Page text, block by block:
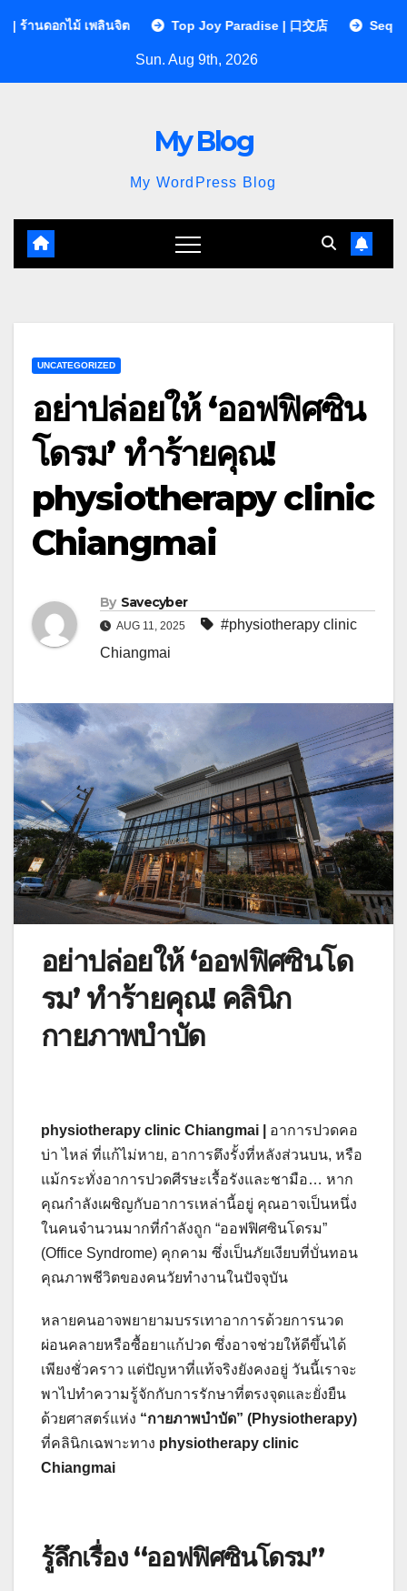
พลินจิต Top Joy Paradise | 口交店 Sequences Clinic ค
Sun. Aug 9th, 2026
My Blog
My WordPress Blog
UNCATEGORIZED
อย่าปล่อยให้ ‘ออฟฟิศซิน
โดรม’ ทำร้ายคุณ!
physiotherapy clinic
Chiangmai
By Savecyber
AUG 11, 2025
#physiotherapy clinic
Chiangmai
อย่าปล่อยให้ ‘ออฟฟิศซินโด
รม’ ทำร้ายคุณ! คลินิก
กายภาพบำบัด
physiotherapy clinic Chiangmai | อาการปวดคอ
บ่า ไหล่ ที่แก้ไม่หาย, อาการตึงรั้งที่หลังส่วนบน, หรือ
แม้กระทั่งอาการปวดศีรษะเรื้อรังและชามือ… หาก
คุณกำลังเผชิญกับอาการเหล่านี้อยู่ คุณอาจเป็นหนึ่ง
ในคนจำนวนมากที่กำลังถูก “ออฟฟิศซินโดรม”
(Office Syndrome) คุกคาม ซึ่งเป็นภัยเงียบที่บั่นทอน
คุณภาพชีวิตของคนวัยทำงานในปัจจุบัน
หลายคนอาจพยายามบรรเทาอาการด้วยการนวด
ผ่อนคลายหรือซื้อยาแก้ปวด ซึ่งอาจช่วยให้ดีขึ้นได้
เพียงชั่วคราว แต่ปัญหาที่แท้จริงยังคงอยู่ วันนี้เราจะ
พาไปทำความรู้จักกับการรักษาที่ตรงจุดและยั่งยืน
ด้วยศาสตร์แห่ง “กายภาพบำบัด” (Physiotherapy)
ที่คลินิกเฉพาะทาง physiotherapy clinic
Chiangmai
รู้ลึกเรื่อง “ออฟฟิศซินโดรม”